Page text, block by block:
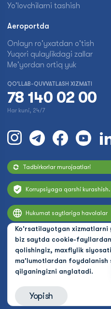
Ko'rsatilayotgan xizmatlarni
biz saytda cookie-
qolishingiz, maxfiylik
ma'lumotlardan
qilganingizni anglatadi.
Yopish
Yo'lovchilarni tashish
Aeroportda
Onlayn ro'yxatdan o'tish
Yuqori qulaylikdagi zallar
Me'yordan ortiq yuk
QO'LLAB-QUVVATLASH XIZMATI
78 140 02 00
Har kuni, 24/7
Tadbirkorlar murojaatlari
Korrupsiyaga qarshi kurashish.
Hukumat saytlariga havolalar
© 2026 Uzbekistan Airways